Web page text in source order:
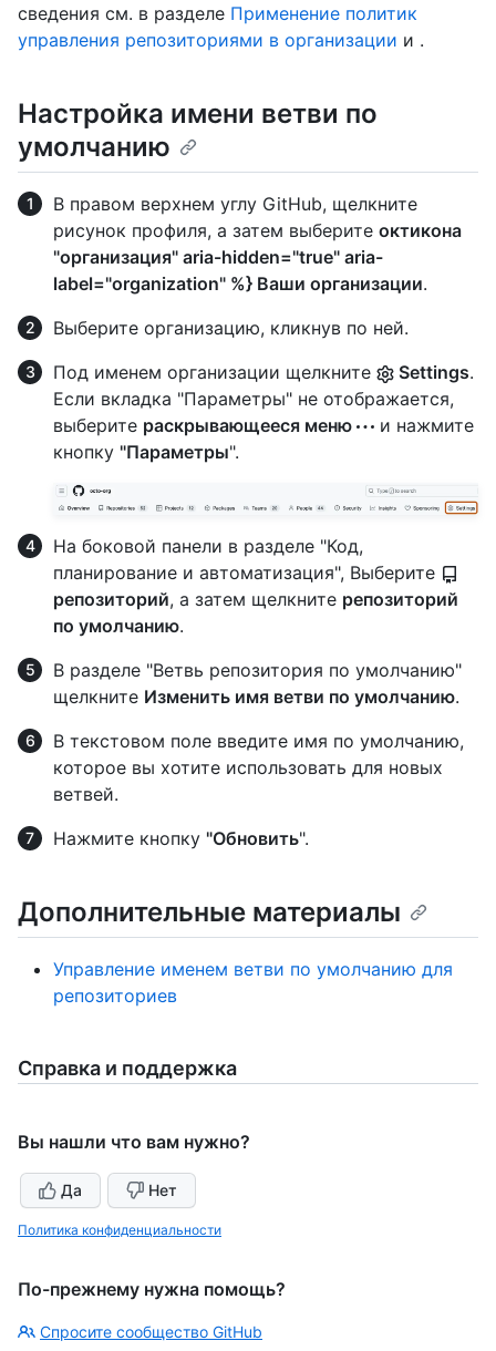
сведения см. в разделе Применение политик
управления репозиториями в организации и .
Настройка имени ветви по
умолчанию
В правом верхнем углу GitHub, щелкните
рисунок профиля, а затем выберите октикона
"организация" aria-hidden="true" aria-
label="organization" %} Ваши организации.
Выберите организацию, кликнув по ней.
Под именем организации щелкните
Settings.
Если вкладка "Параметры" не отображается,
выберите раскрывающееся меню
и нажмите
кнопку "Параметры".
На боковой панели в разделе "Код,
планирование и автоматизация", Выберите
репозиторий, а затем щелкните репозиторий
по умолчанию.
В разделе "Ветвь репозитория по умолчанию"
щелкните Изменить имя ветви по умолчанию.
В текстовом поле введите имя по умолчанию,
которое вы хотите использовать для новых
ветвей.
Нажмите кнопку "Обновить".
Дополнительные материалы
Управление именем ветви по умолчанию для
репозиториев
Справка и поддержка
Вы нашли что вам нужно?
Да Нет
Политика конфиденциальности
По-прежнему нужна помощь?
Спросите сообщество GitHub